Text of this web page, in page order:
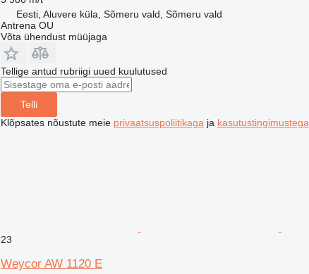
Eesti, Aluvere küla, Sõmeru vald, Sõmeru vald
Antrena OU
Võta ühendust müüjaga
Tellige antud rubriigi uued kuulutused
Telli
Klõpsates nõustute meie privaatsuspoliitikaga ja kasutustingimustega
23
Weycor AW 1120 E